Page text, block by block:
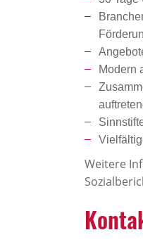
Modern
Weitere